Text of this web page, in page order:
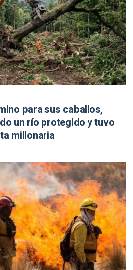
para sus caballos,
un río protegido y tuvo
millonaria